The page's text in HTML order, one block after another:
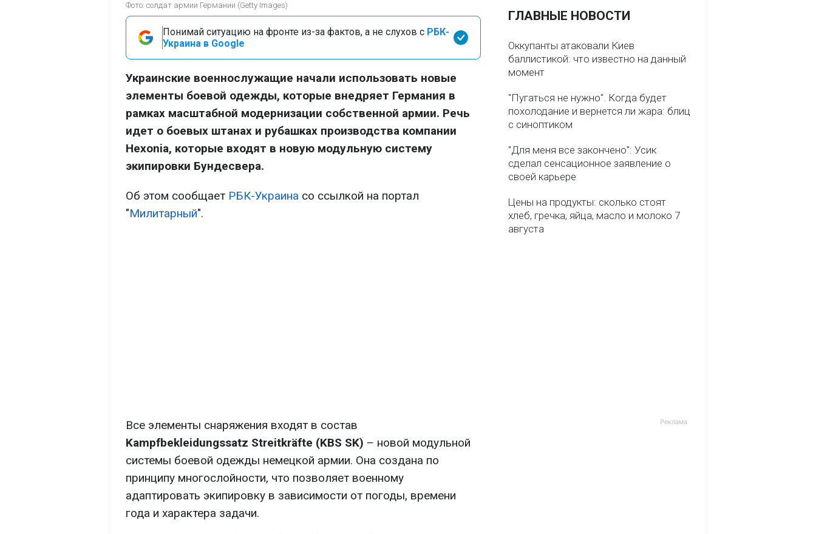
Фото: солдат армии Германии (Getty Images)
Понимай ситуацию на фронте из-за фактов, а не слухов с РБК-
Украина в Google
Украинские военнослужащие начали использовать новые
элементы боевой одежды, которые внедряет Германия в
рамках масштабной модернизации собственной армии. Речь
идет о боевых штанах и рубашках производства компании
Hexonia, которые входят в новую модульную систему
экипировки Бундесвера.
Об этом сообщает РБК-Украина со ссылкой на портал
"Милитарный".
Все элементы снаряжения входят в состав
Kampfbekleidungssatz Streitkräfte (KBS SK) – новой модульной
системы боевой одежды немецкой армии. Она создана по
принципу многослойности, что позволяет военному
адаптировать экипировку в зависимости от погоды, времени
года и характера задачи.
ГЛАВНЫЕ НОВОСТИ
Оккупанты атаковали Киев
баллистикой: что известно на данный
момент
"Пугаться не нужно". Когда будет
похолодание и вернется ли жара: блиц
с синоптиком
"Для меня все закончено": Усик
сделал сенсационное заявление о
своей карьере
Цены на продукты: сколько стоят
хлеб, гречка, яйца, масло и молоко 7
августа